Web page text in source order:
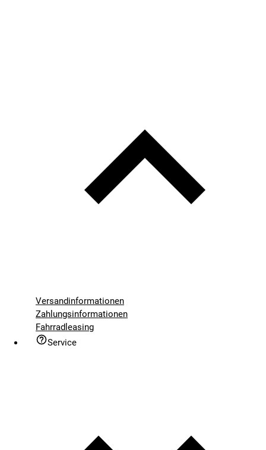
Versandinformationen
Zahlungsinformationen
Fahrradleasing
Service